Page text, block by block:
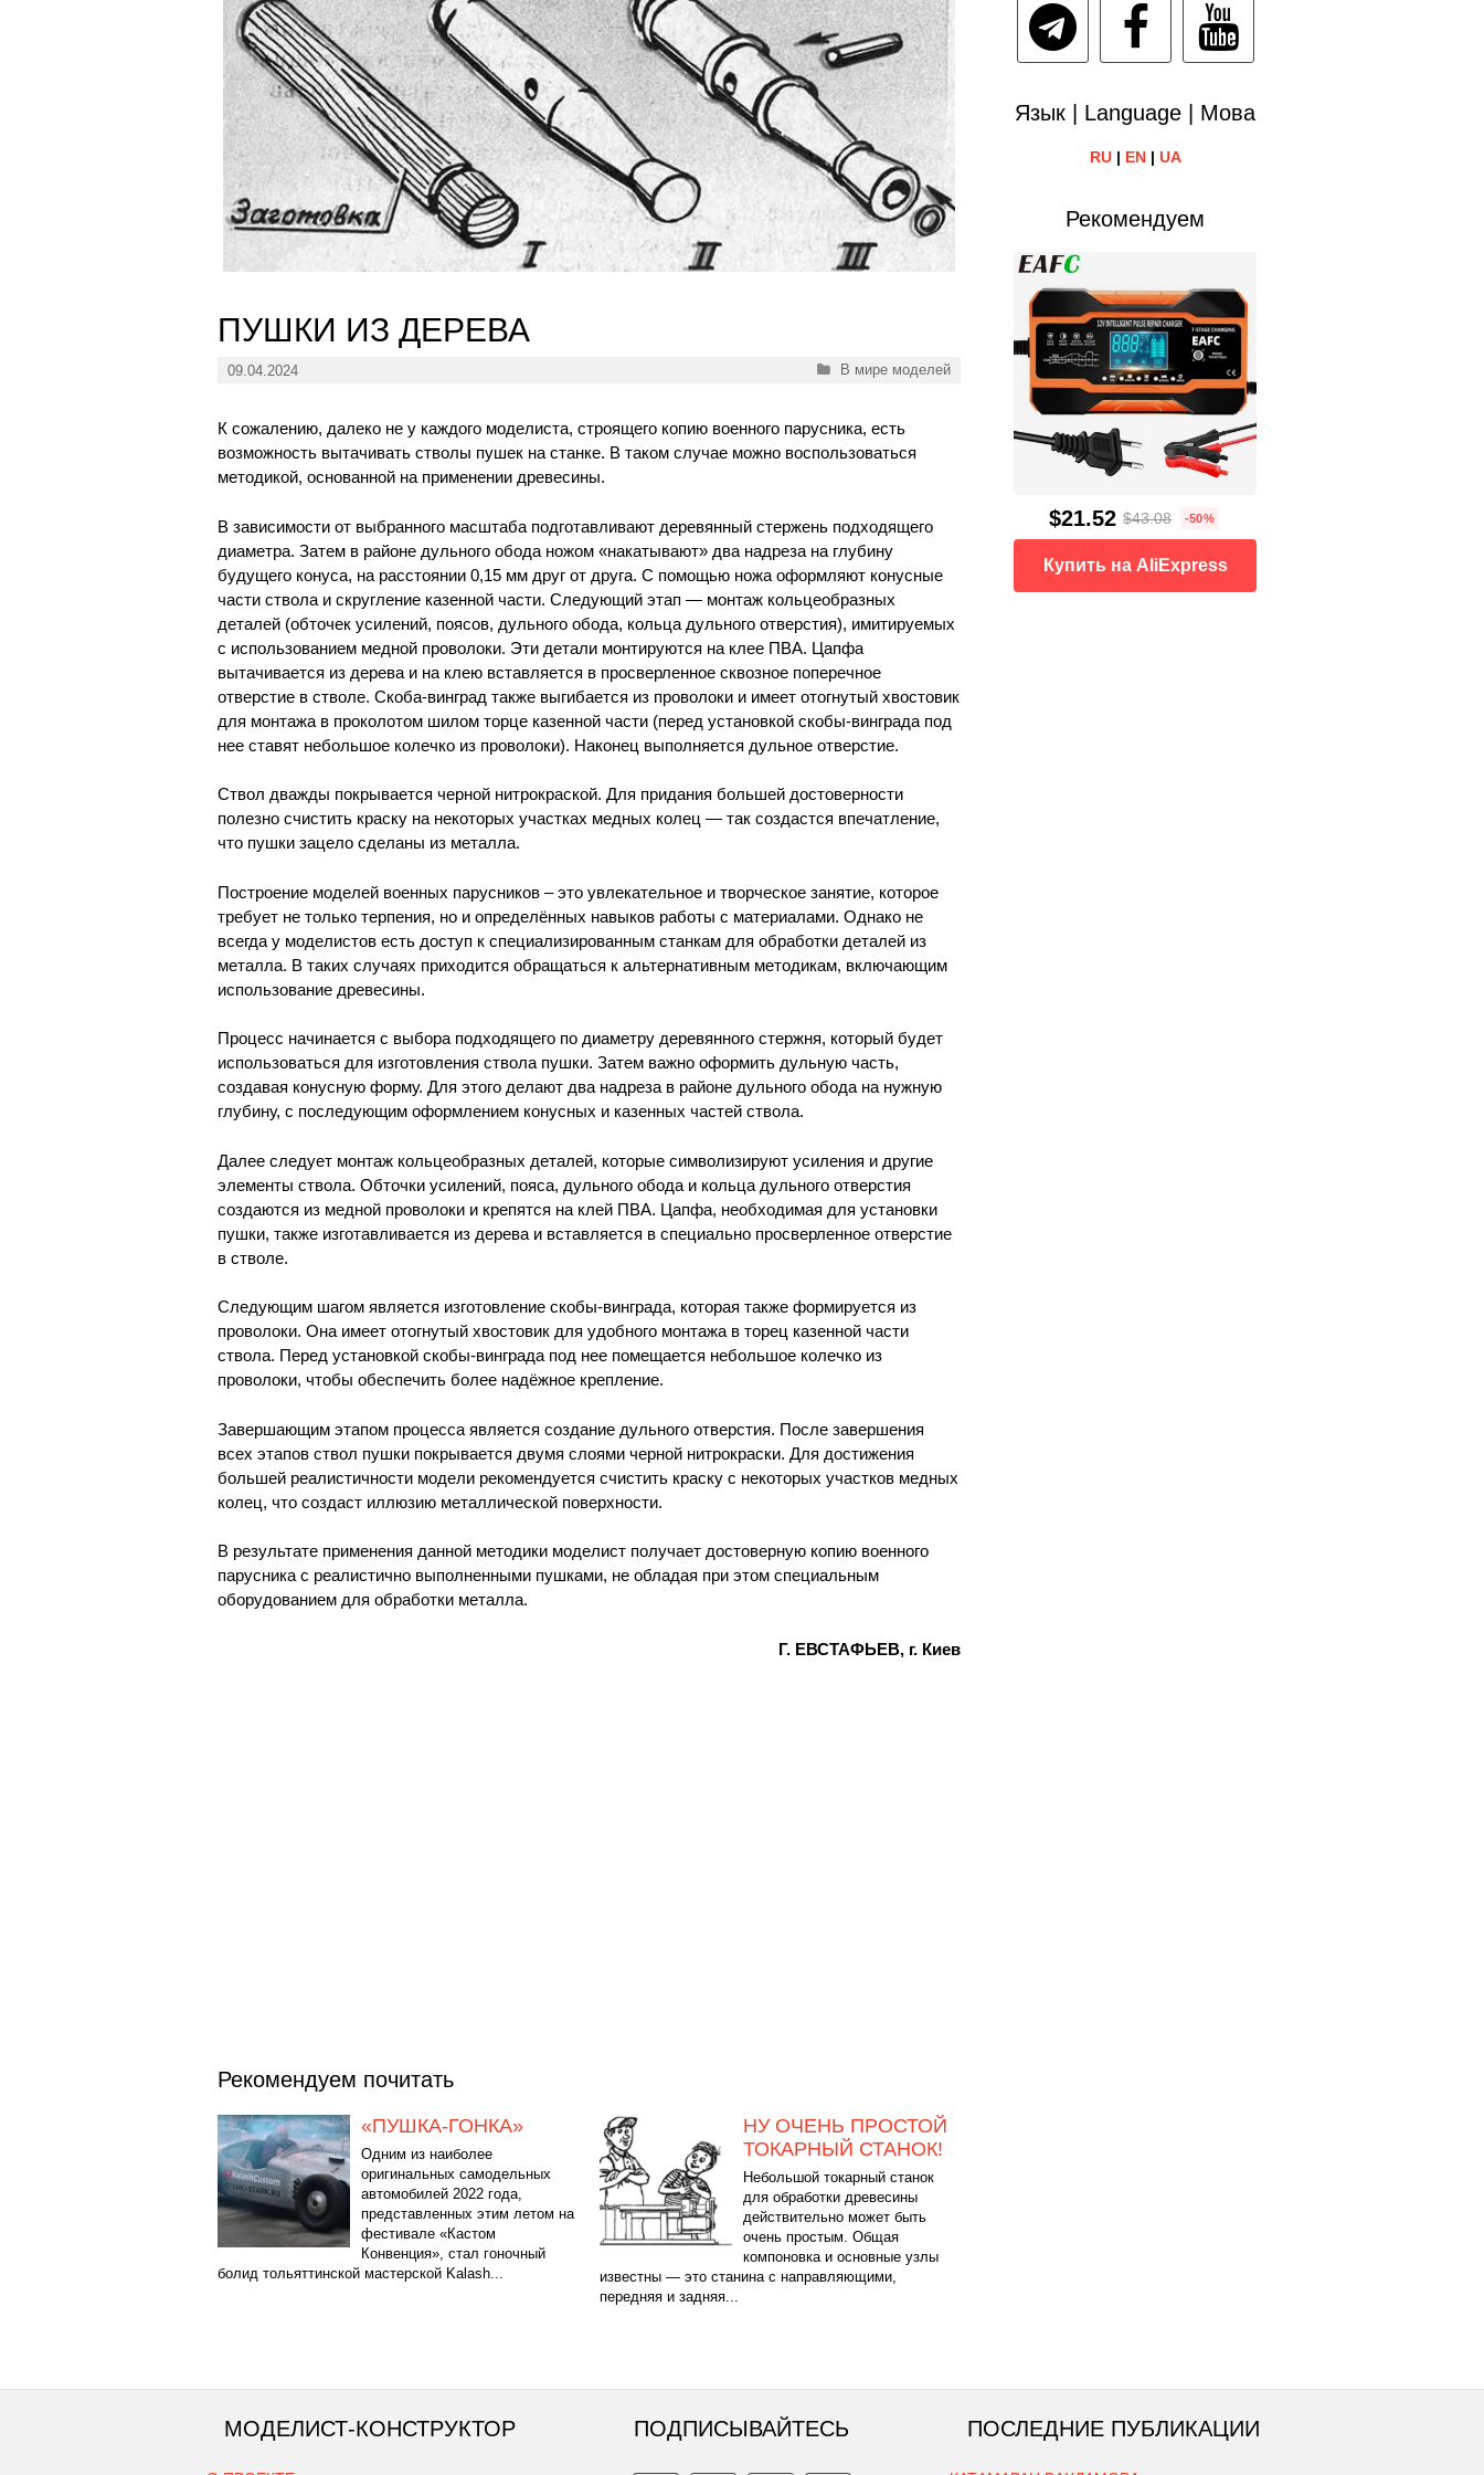
ПУШКИ ИЗ ДЕРЕВА
09.04.2024 Рубрики
В мире моделей
К сожалению, далеко не у каждого моделиста, строящего копию военного парусника, есть
возможность вытачивать стволы пушек на станке. В таком случае можно воспользоваться
методикой, основанной на применении древесины.
В зависимости от выбранного масштаба подготавливают деревянный стержень подходящего
диаметра. Затем в районе дульного обода ножом «накатывают» два надреза на глубину
будущего конуса, на расстоянии 0,15 мм друг от друга. С помощью ножа оформляют конусные
части ствола и скругление казенной части. Следующий этап — монтаж кольцеобразных
деталей (обточек усилений, поясов, дульного обода, кольца дульного отверстия), имитируемых
с использованием медной проволоки. Эти детали монтируются на клее ПВА. Цапфа
вытачивается из дерева и на клею вставляется в просверленное сквозное поперечное
отверстие в стволе. Скоба-винград также выгибается из проволоки и имеет отогнутый хвостовик
для монтажа в проколотом шилом торце казенной части (перед установкой скобы-винграда под
нее ставят небольшое колечко из проволоки). Наконец выполняется дульное отверстие.
Ствол дважды покрывается черной нитрокраской. Для придания большей достоверности
полезно счистить краску на некоторых участках медных колец — так создастся впечатление,
что пушки зацело сделаны из металла.
Построение моделей военных парусников – это увлекательное и творческое занятие, которое
требует не только терпения, но и определённых навыков работы с материалами. Однако не
всегда у моделистов есть доступ к специализированным станкам для обработки деталей из
металла. В таких случаях приходится обращаться к альтернативным методикам, включающим
использование древесины.
Процесс начинается с выбора подходящего по диаметру деревянного стержня, который будет
использоваться для изготовления ствола пушки. Затем важно оформить дульную часть,
создавая конусную форму. Для этого делают два надреза в районе дульного обода на нужную
глубину, с последующим оформлением конусных и казенных частей ствола.
Далее следует монтаж кольцеобразных деталей, которые символизируют усиления и другие
элементы ствола. Обточки усилений, пояса, дульного обода и кольца дульного отверстия
создаются из медной проволоки и крепятся на клей ПВА. Цапфа, необходимая для установки
пушки, также изготавливается из дерева и вставляется в специально просверленное отверстие
в стволе.
Следующим шагом является изготовление скобы-винграда, которая также формируется из
проволоки. Она имеет отогнутый хвостовик для удобного монтажа в торец казенной части
ствола. Перед установкой скобы-винграда под нее помещается небольшое колечко из
проволоки, чтобы обеспечить более надёжное крепление.
Завершающим этапом процесса является создание дульного отверстия. После завершения
всех этапов ствол пушки покрывается двумя слоями черной нитрокраски. Для достижения
большей реалистичности модели рекомендуется счистить краску с некоторых участков медных
колец, что создаст иллюзию металлической поверхности.
В результате применения данной методики моделист получает достоверную копию военного
парусника с реалистично выполненными пушками, не обладая при этом специальным
оборудованием для обработки металла.
Г. ЕВСТАФЬЕВ, г. Киев
Рекомендуем почитать
«ПУШКА-ГОНКА»
Одним из наиболее
оригинальных самодельных
автомобилей 2022 года,
представленных этим летом на
фестивале «Кастом
Конвенция», стал гоночный
болид тольяттинской мастерской Kalash...
НУ ОЧЕНЬ ПРОСТОЙ
ТОКАРНЫЙ СТАНОК!
Небольшой токарный станок
для обработки древесины
действительно может быть
очень простым. Общая
компоновка и основные узлы
известны — это станина с направляющими,
передняя и задняя...
Язык | Language | Мова
RU| EN| UA
Рекомендуем
$21.52 $43.08 -50%
Купить на AliExpress
МОДЕЛИСТ-КОНСТРУКТОР ПОДПИСЫВАЙТЕСЬ ПОСЛЕДНИЕ ПУБЛИКАЦИИ